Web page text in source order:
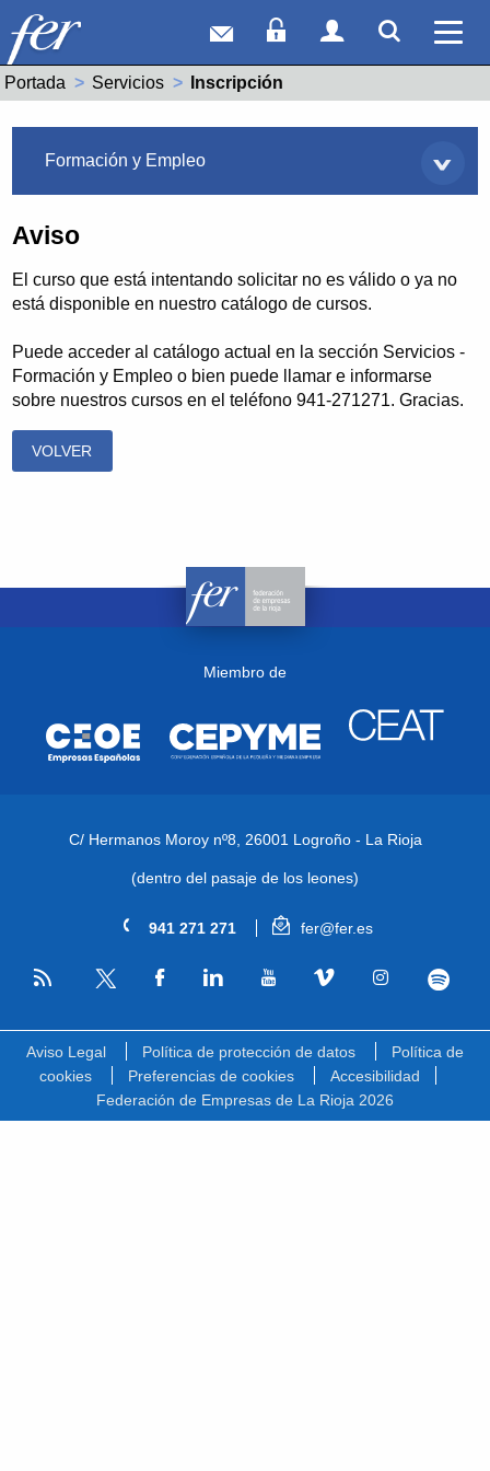
Correo webAcceso Socios
Acceso
Portada Servicios Actual:
Inscripción
Formación y Empleo
Aviso
El curso que está intentando solicitar no es válido o ya no
está disponible en nuestro catálogo de cursos.
Puede acceder al catálogo actual en la sección Servicios -
Formación y Empleo o bien puede llamar e informarse
sobre nuestros cursos en el teléfono 941-271271. Gracias.
VOLVER
Miembro de
C/ Hermanos Moroy nº8, 26001 Logroño - La Rioja
(dentro del pasaje de los leones)
941 271 271 fer@fer.es
RSS
Aviso Legal Política de protección de datos
Política de
cookies
Preferencias de cookies
Accesibilidad
Federación de Empresas de La Rioja 2026